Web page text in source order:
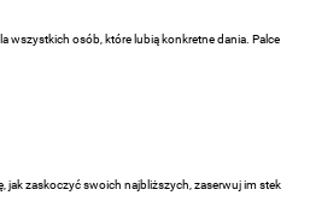
wszystkich osób, które lubią konkretne dania. Palce
jak zaskoczyć swoich najbliższych, zaserwuj im stek